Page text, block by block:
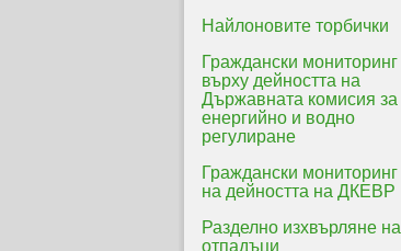
Найлоновите торбички
Граждански мониторинг
върху дейността на
Държавната комисия за
енергийно и водно
регулиране
Граждански мониторинг
на дейността на ДКЕВР
Разделно изхвърляне на
отпадъци